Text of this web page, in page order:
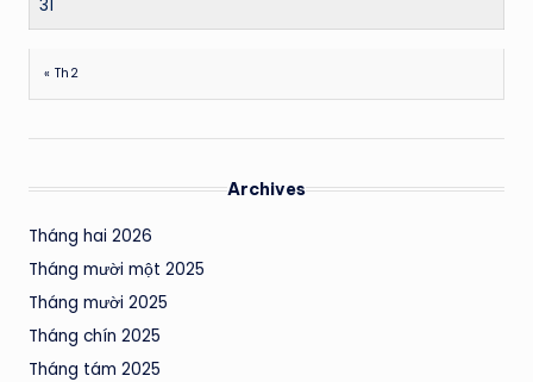
31
« Th2
Archives
Tháng hai 2026
Tháng mười một 2025
Tháng mười 2025
Tháng chín 2025
Tháng tám 2025